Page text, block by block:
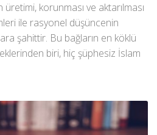
üretimi, korunması ve aktarılması
ile rasyonel düşüncenin
şahittir. Bu bağların en köklü
biri, hiç şüphesiz İslam